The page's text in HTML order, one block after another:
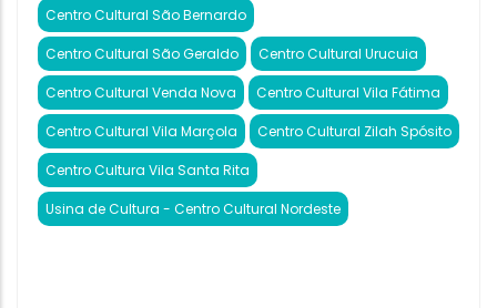
Centro Cultural São Bernardo
Centro Cultural São Geraldo Centro Cultural Urucuia
Centro Cultural Venda Nova Centro Cultural Vila Fátima
Centro Cultural Vila Marçola Centro Cultural Zilah Spósito
Centro Cultura Vila Santa Rita
Usina de Cultura - Centro Cultural Nordeste